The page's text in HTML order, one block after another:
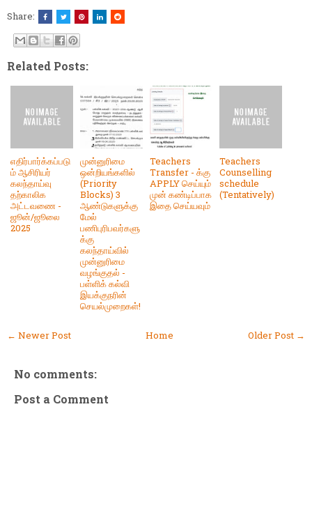
Share:
Related Posts:
எதிர்பார்க்கப்படு
ம் ஆசிரியர்
கலந்தாய்வு
தற்காலிக
அட்டவணை -
ஜூன்/ஜூலை
2025
முன்னுரிமை
ஒன்றியங்களில்
(Priority
Blocks) 3
ஆண்டுகளுக்கு
மேல்
பணிபுரிபவர்களு
க்கு
கலந்தாய்வில்
முன்னுரிமை
வழங்குதல் -
பள்ளிக் கல்வி
இயக்குநரின்
செயல்முறைகள்!
Teachers
Transfer - க்கு
APPLY செய்யும்
முன் கண்டிப்பாக
இதை செய்யவும்
Teachers
Counselling
schedule
(Tentatively)
← Newer Post Older Post →
Home
No comments:
Post a Comment